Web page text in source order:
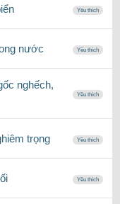
Yêu thích
nước Yêu thích
nghếch,
Yêu thích
trọng Yêu thích
Yêu thích